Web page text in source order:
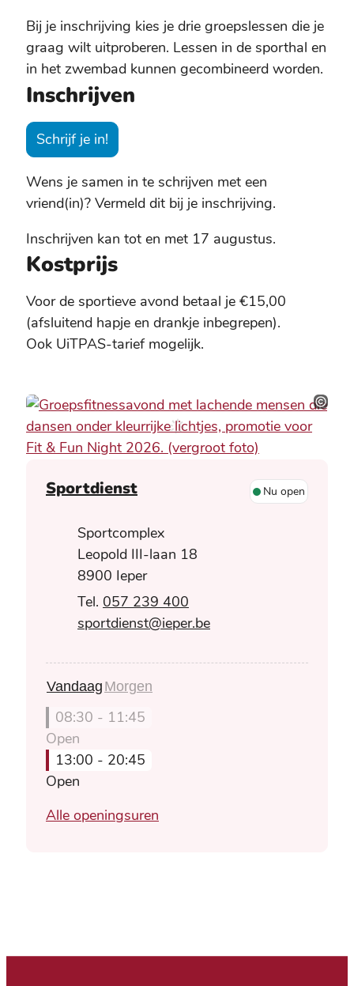
Bij je inschrijving kies je drie groepslessen die je
graag wilt uitproberen. Lessen in de sporthal en
in het zwembad kunnen gecombineerd worden.
Inschrijven
Schrijf je in!
Wens je samen in te schrijven met een
vriend(in)? Vermeld dit bij je inschrijving.
Inschrijven kan tot en met 17 augustus.
Kostprijs
Voor de sportieve avond betaal je €15,00
(afsluitend hapje en drankje inbegrepen).
Ook UiTPAS-tarief mogelijk.
Stad
Sportdienst Nu open
AdresSportcomplex
Leopold III-laan 18
,8900 Ieper
057 239 400
E-mailsportdienst@ieper.be
Vandaag Morgen
08:30 - 11:45
Open
13:00 - 20:45
Open
Alle openingsuren